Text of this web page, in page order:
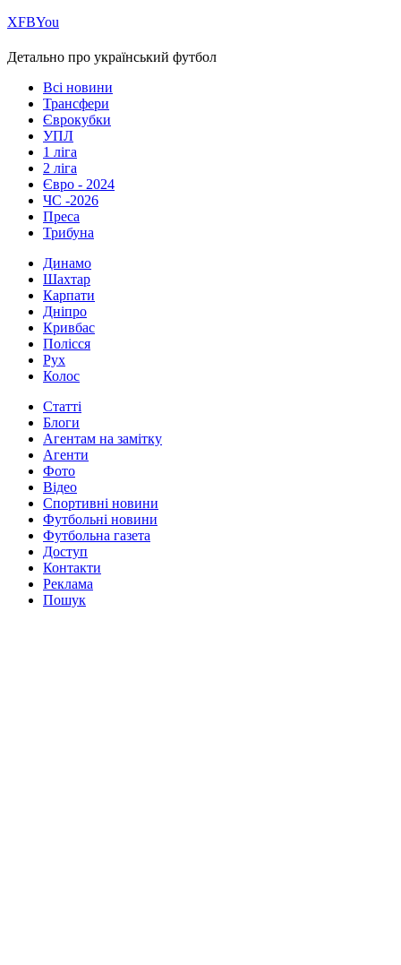
ХFBYou
Детально про український футбол
Всі новини
Трансфери
Єврокубки
УПЛ
1 ліга
2 ліга
Євро - 2024
ЧС -2026
Преса
Трибуна
Динамо
Шахтар
Карпати
Дніпро
Кривбас
Полісся
Рух
Колос
Статті
Блоги
Агентам на замітку
Агенти
Фото
Відео
Спортивні новини
Футбольні новини
Футбольна газета
Доступ
Контакти
Реклама
Пошук